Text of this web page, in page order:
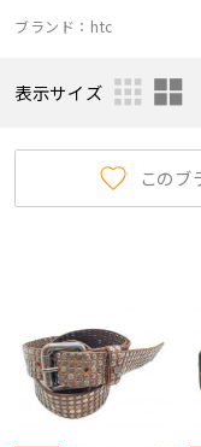
ブランド：htc
表示サイズ
このブ